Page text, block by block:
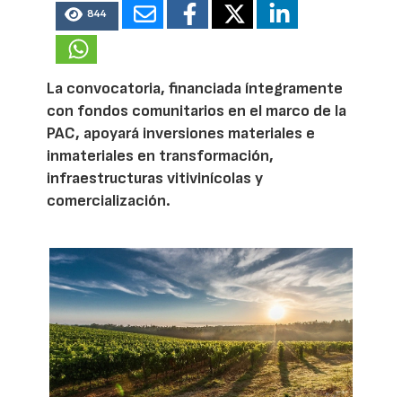
844
La convocatoria, financiada íntegramente
con fondos comunitarios en el marco de la
PAC, apoyará inversiones materiales e
inmateriales en transformación,
infraestructuras vitivinícolas y
comercialización.